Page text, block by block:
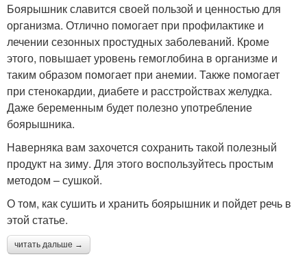
Боярышник славится своей пользой и ценностью для
организма. Отлично помогает при профилактике и
лечении сезонных простудных заболеваний. Кроме
этого, повышает уровень гемоглобина в организме и
таким образом помогает при анемии. Также помогает
при стенокардии, диабете и расстройствах желудка.
Даже беременным будет полезно употребление
боярышника.
Наверняка вам захочется сохранить такой полезный
продукт на зиму. Для этого воспользуйтесь простым
методом – сушкой.
О том, как сушить и хранить боярышник и пойдет речь в
этой статье.
читать дальше →